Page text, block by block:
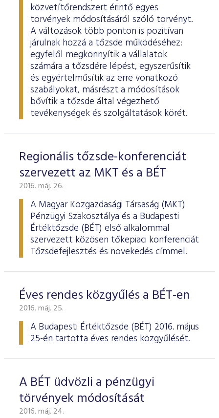
ESG Útmutató
közvetítőrendszert érintő egyes
törvények módosításáról szóló törvényt.
A változások több ponton is pozitívan
járulnak hozzá a tőzsde működéséhez:
egyfelől megkönnyítik a vállalatok
számára a tőzsdére lépést, egyszerűsítik
és egyértelműsítik az erre vonatkozó
szabályokat, másrészt a módosítások
bővítik a tőzsde által végezhető
tevékenységek és szolgáltatások körét.
Regionális tőzsde-konferenciát
szervezett az MKT és a BÉT
2016. máj. 26.
A Magyar Közgazdasági Társaság (MKT)
Pénzügyi Szakosztálya és a Budapesti
Értéktőzsde (BÉT) első alkalommal
szervezett közösen tőkepiaci konferenciát
Tőzsdefejlesztés és növekedés címmel.
Éves rendes közgyűlés a BÉT-en
2016. máj. 25.
A Budapesti Értéktőzsde (BÉT) 2016. május
25-én tartotta éves rendes köz­gyűlését.
A BÉT üdvözli a pénzügyi
törvények módosítását
2016. máj. 24.